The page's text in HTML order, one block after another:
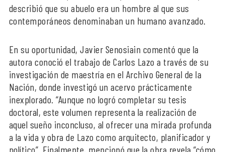
describió que su abuelo era un hombre al que sus
contemporáneos denominaban un humano avanzado.
En su oportunidad, Javier Senosiain comentó que la
autora conoció el trabajo de Carlos Lazo a través de su
investigación de maestría en el Archivo General de la
Nación, donde investigó un acervo prácticamente
inexplorado. “Aunque no logró completar su tesis
doctoral, este volumen representa la realización de
aquel sueño inconcluso, al ofrecer una mirada profunda
a la vida y obra de Lazo como arquitecto, planificador y
político”. Finalmente, mencionó que la obra revela “cómo